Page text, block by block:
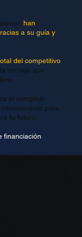
han
a su guía y
del competitivo
ventaja que
el complejo
para
tu futuro.
financiación